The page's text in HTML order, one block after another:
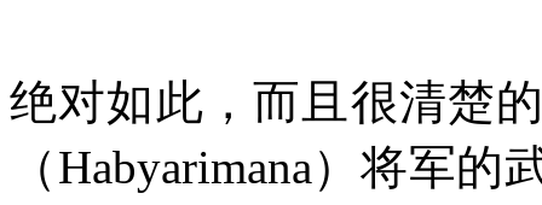
绝对如此，而且很清楚
（Habyarimana）将军的